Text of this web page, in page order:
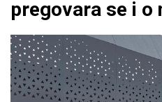
pregovara se i